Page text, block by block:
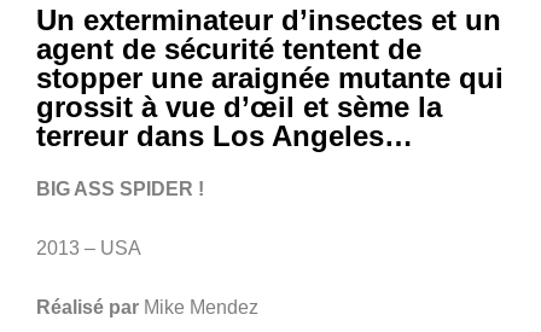
Un exterminateur d’insectes et un
agent de sécurité tentent de
stopper une araignée mutante qui
grossit à vue d’œil et sème la
terreur dans Los Angeles…
BIG ASS SPIDER !
2013 – USA
Réalisé par Mike Mendez